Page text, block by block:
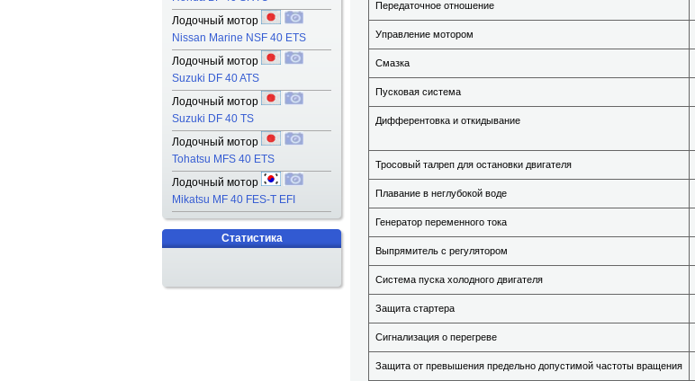
Передаточное отношение
Управление мотором
Смазка
Пусковая система
Дифферентовка и откидывание
Тросовый талреп для остановки двигателя
Плавание в неглубокой воде
Генератор переменного тока
Выпрямитель с регулятором
Система пуска холодного двигателя
Защита стартера
Сигнализация о перегреве
Защита от превышения предельно допустимой частоты вращения
Лодочный мотор
Nissan Marine NSF 40 ETS
Лодочный мотор
Suzuki DF 40 ATS
Лодочный мотор
Suzuki DF 40 TS
Лодочный мотор
Tohatsu MFS 40 ETS
Лодочный мотор
Mikatsu MF 40 FES-T EFI
Статистика